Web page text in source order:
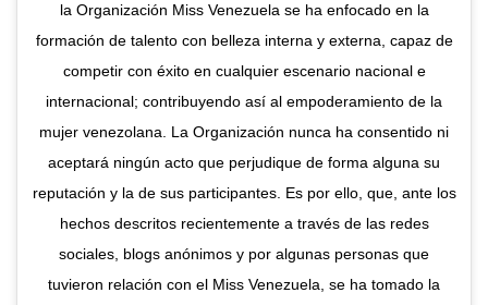
la Organización Miss Venezuela se ha enfocado en la
formación de talento con belleza interna y externa, capaz de
competir con éxito en cualquier escenario nacional e
internacional; contribuyendo así al empoderamiento de la
mujer venezolana. La Organización nunca ha consentido ni
aceptará ningún acto que perjudique de forma alguna su
reputación y la de sus participantes. Es por ello, que, ante los
hechos descritos recientemente a través de las redes
sociales, blogs anónimos y por algunas personas que
tuvieron relación con el Miss Venezuela, se ha tomado la